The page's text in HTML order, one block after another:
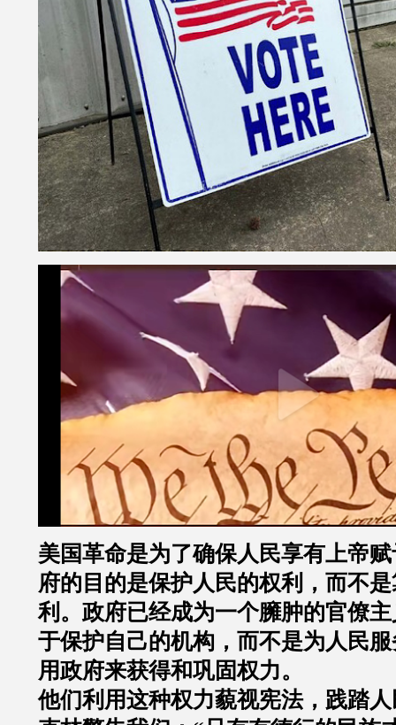
美国革命是为了确保人民享有上帝
府的目的是保护人民的权利，而不
利。政府已经成为一个臃肿的官僚
于保护自己的机构，而不是为人民
用政府来获得和巩固权力。
他们利用这种权力藐视宪法，践踏